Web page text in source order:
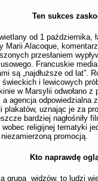
zaskoczył
od 1 października,
Marii Alacoque,
przesłaniem
Francuskie
są „najdłuższe od lat”.
świeckich i lewicowych
w Marsylii odwołano z
a agencja odpowiedzialna
plakatów, uznając je za
bardziej nagłośniły
religijnej tematyki
promocją.
ogląda
grupa widzów, to ludzi